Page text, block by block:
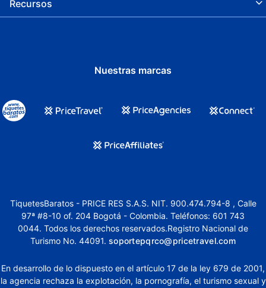
Recursos
Nuestras marcas
TiquetesBaratos - PRICE RES S.A.S. NIT. 900.474.794-8 , Calle
97ª #8-10 of. 204 Bogotá - Colombia. Teléfonos: 601 743
0044. Todos los derechos reservados.Registro Nacional de
Turismo No. 44091.soportepqrco@pricetravel.com
En desarrollo de lo dispuesto en el artículo 17 de la ley 679 de 2001,
la agencia rechaza la explotación, la pornografía, el turismo sexual y